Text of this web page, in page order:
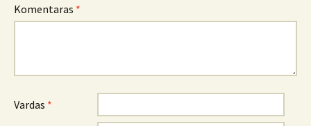
Komentaras *
Vardas *